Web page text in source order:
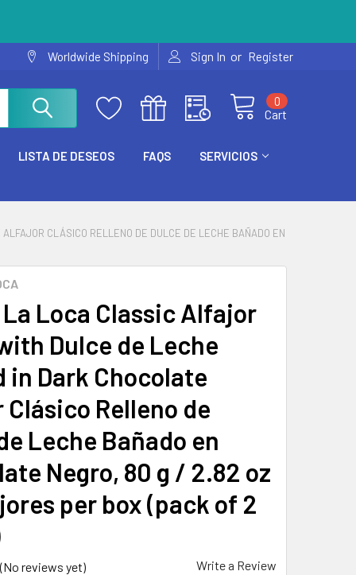
Worldwide Shipping Sign In or Register
Cart
0
LISTA DE DESEOS FAQS SERVICIOS
CLÁSICO RELLENO DE DULCE DE LECHE BAÑADO EN
Loca Classic Alfajor
Dulce de Leche
in Dark Chocolate
Relleno de
Leche Bañado en
Negro, 80 g / 2.82 oz
per box (pack of 2
(No reviews yet) Write a Review